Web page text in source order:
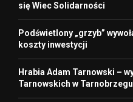
się Wiec Solidarności
Podświetlony „grzyb”
koszty inwestycji
Hrabia Adam Tarnowski –
Tarnowskich w Tarnobrzegu